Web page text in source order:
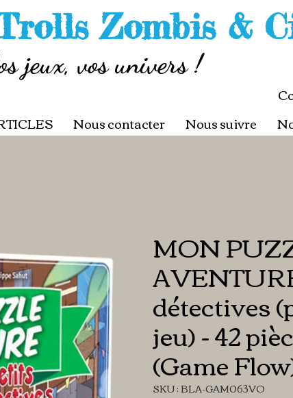
Zombis &
jeux, vos univers !
Nous contacter Nous suivre
MON
détectives
jeu) - 42
(Game
SKU : BLA-GAM063VO